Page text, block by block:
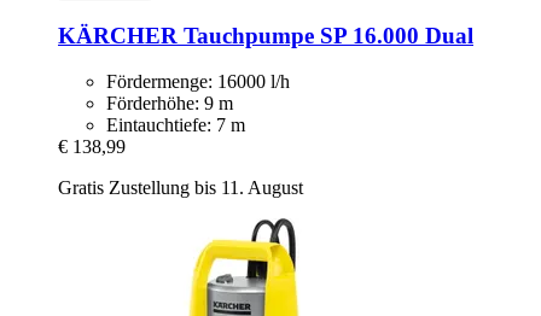
KÄRCHER Tauchpumpe SP 16.000 Dual
Fördermenge: 16000 l/h
Förderhöhe: 9 m
Eintauchtiefe: 7 m
€ 138,99
Gratis Zustellung bis 11. August